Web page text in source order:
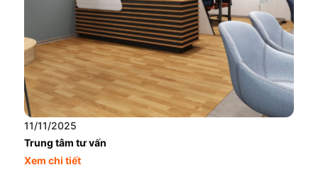
11/11/2025
Trung tâm tư vấn
Xem chi tiết